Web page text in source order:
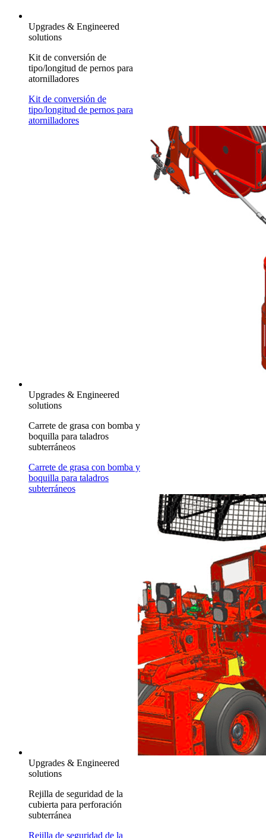
Upgrades & Engineered
solutions
Kit de conversión de
tipo/longitud de pernos para
atornilladores
Kit de conversión de
tipo/longitud de pernos para
atornilladores
Upgrades & Engineered
solutions
Carrete de grasa con bomba y
boquilla para taladros
subterráneos
Carrete de grasa con bomba y
boquilla para taladros
subterráneos
Upgrades & Engineered
solutions
Rejilla de seguridad de la
cubierta para perforación
subterránea
Rejilla de seguridad de la